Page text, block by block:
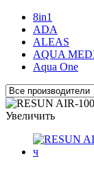
8in1
ADA
ALEAS
AQUA
Aqua One
Увеличить